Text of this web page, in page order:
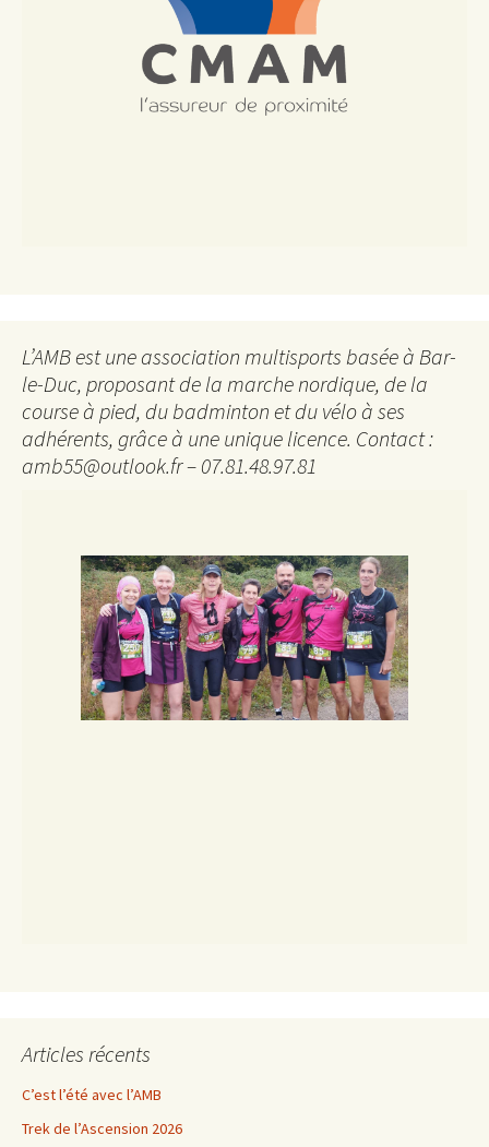
L’AMB est une association multisports basée à Bar-
le-Duc, proposant de la marche nordique, de la
course à pied, du badminton et du vélo à ses
adhérents, grâce à une unique licence. Contact :
amb55@outlook.fr – 07.81.48.97.81
Articles récents
C’est l’été avec l’AMB
Trek de l’Ascension 2026